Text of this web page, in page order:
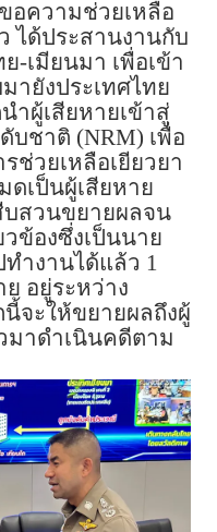
อความช่วยเหลือ
ได้ประสานงานกับ
-เมียนมา เพื่อเข้า
ายังประเทศไทย
ำผู้เสียหายเข้าสู่
บชาติ (NRM) เพื่อ
ช่วยเหลือเยียวยา
ดเป็นผู้เสียหาย
สวนขยายผลจน
ข้องซึ่งเป็นนาย
ำงานได้แล้ว 1
อยู่ระหว่าง
จะให้ขยายผลถึงผู้
มาดำเนินคดีตาม